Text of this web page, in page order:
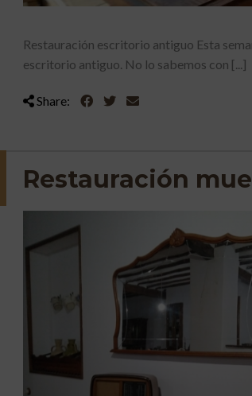
Restauración escritorio antiguo Esta
escritorio antiguo. No lo sabemos con [...]
Share:
Restauración